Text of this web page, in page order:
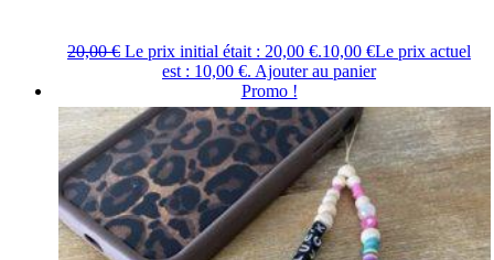
20,00€ Le prix initial était : 20,00 €.10,00 €Le prix actuel
est : 10,00 €. Ajouter au panier
Promo !